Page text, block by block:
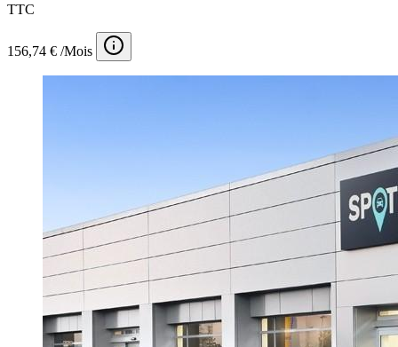
TTC
156,74 € /Mois